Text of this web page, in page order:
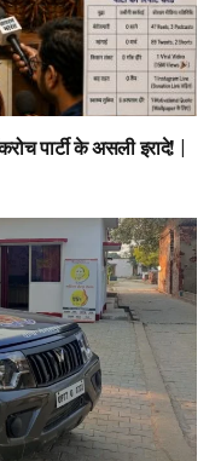
पार्टी के असली इरादे! |